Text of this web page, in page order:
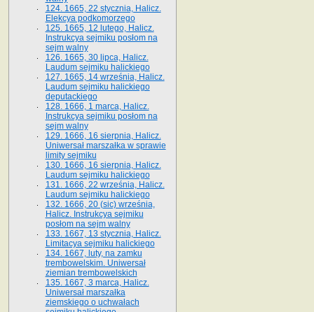
124. 1665, 22 stycznia, Halicz.
Elekcya podkomorzego
125. 1665, 12 lutego, Halicz.
Instrukcya sejmiku posłom na
sejm walny
126. 1665, 30 lipca, Halicz.
Laudum sejmiku halickiego
127. 1665, 14 września, Halicz.
Laudum sejmiku halickiego
deputackiego
128. 1666, 1 marca, Halicz.
Instrukcya sejmiku posłom na
sejm walny
129. 1666, 16 sierpnia, Halicz.
Uniwersał marszałka w sprawie
limity sejmiku
130. 1666, 16 sierpnia, Halicz.
Laudum sejmiku halickiego
131. 1666, 22 września, Halicz.
Laudum sejmiku halickiego
132. 1666, 20 (sic) września,
Halicz. Instrukcya sejmiku
posłom na sejm walny
133. 1667, 13 stycznia, Halicz.
Limitacya sejmiku halickiego
134. 1667, luty, na zamku
trembowelskim. Uniwersał
ziemian trembowelskich
135. 1667, 3 marca, Halicz.
Uniwersał marszałka
ziemskiego o uchwałach